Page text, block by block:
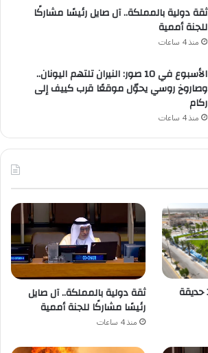
ثقة دولية بالمملكة.. آل صايل رئيسًا مشاركًا
للجنة أممية
منذ 4 ساعات
الأسبوع في 10 صور: النيران تلتهم اليونان..
وصاروخ روسي يحوّل موقعًا قرب كييف إلى
ركام
منذ 4 ساعات
دومة الجندل تتزين بـ33 حديقة
ثقة دولية بالمملكة.. آل صايل
رئيسًا مشاركًا للجنة أممية
منذ 4 ساعات